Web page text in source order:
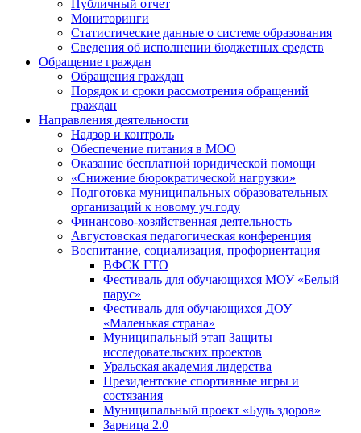
Публичный отчет
Мониторинги
Статистические данные о системе образования
Сведения об исполнении бюджетных средств
Обращение граждан
Обращения граждан
Порядок и сроки рассмотрения обращений
граждан
Направления деятельности
Надзор и контроль
Обеспечение питания в МОО
Оказание бесплатной юридической помощи
«Снижение бюрократической нагрузки»
Подготовка муниципальных образовательных
организаций к новому уч.году
Финансово-хозяйственная деятельность
Августовская педагогическая конференция
Воспитание, социализация, профориентация
ВФСК ГТО
Фестиваль для обучающихся МОУ «Белый
парус»
Фестиваль для обучающихся ДОУ
«Маленькая страна»
Муниципальный этап Защиты
исследовательских проектов
Уральская академия лидерства
Президентские спортивные игры и
состязания
Муниципальный проект «Будь здоров»
Зарница 2.0